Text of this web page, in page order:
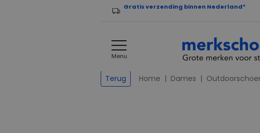
Gratis verzending binnen Nederland*
Menu
Terug Home Dames